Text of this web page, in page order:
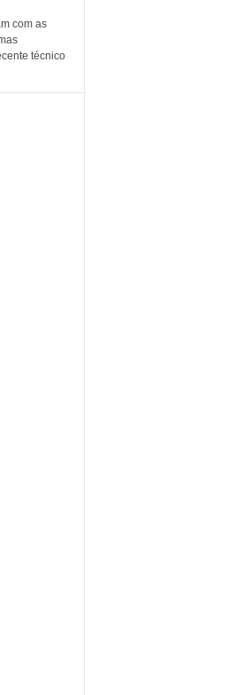
com as
técnico